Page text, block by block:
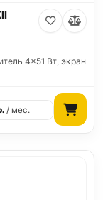
4x51 Вт, экран
/ мес.